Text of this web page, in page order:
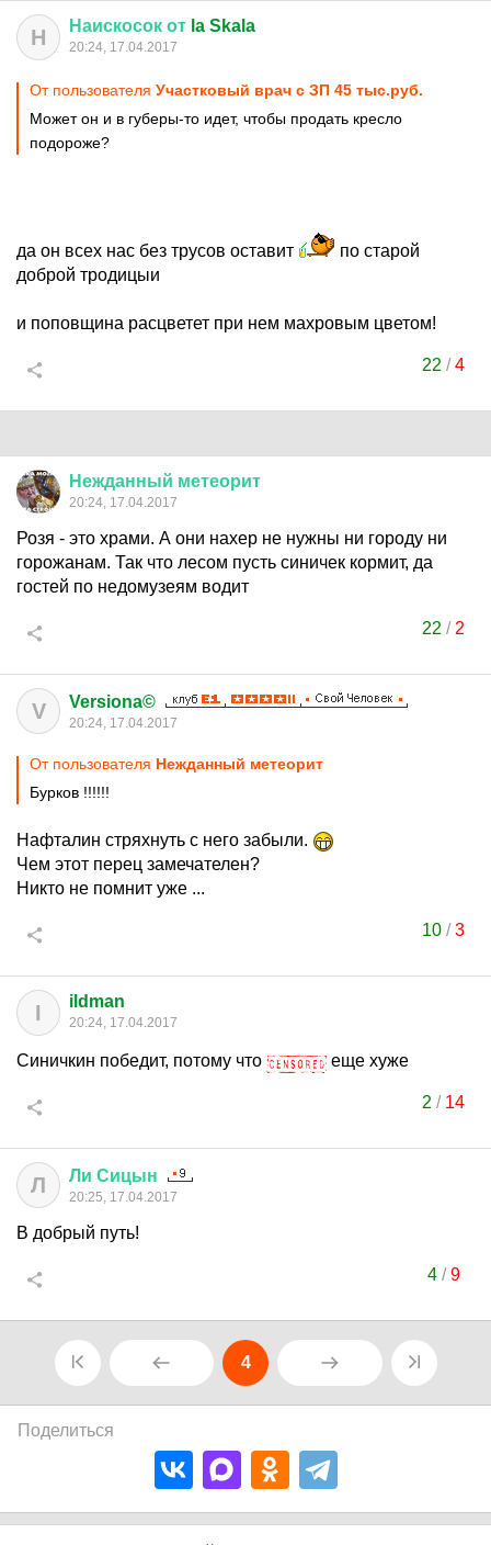
Н Наискосок от la Skala
20:24, 17.04.2017
От пользователя Участковый врач с ЗП 45 тыс.руб.
Может он и в губеры-то идет, чтобы продать кресло
подороже?
да он всех нас без трусов оставит
по старой
доброй тродицыи
и поповщина расцветет при нем махровым цветом!
22 /4
Нежданный метеорит
20:24, 17.04.2017
Розя - это храми. А они нахер не нужны ни городу ни
горожанам. Так что лесом пусть синичек кормит, да
гостей по недомузеям водит
22 / 2
V Versiona©
20:24, 17.04.2017
От пользователя Нежданный метеорит
Бурков !!!!!!
Нафталин стряхнуть с него забыли.
Чем этот перец замечателен?
Никто не помнит уже ...
10 /3
I ildman
20:24, 17.04.2017
Синичкин победит, потому что еще хуже
2 / 14
Л Ли Сицын
20:25, 17.04.2017
В добрый путь!
4/9
4
Поделиться